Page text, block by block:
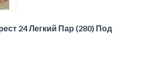
24 Легкий Пар (280) Под